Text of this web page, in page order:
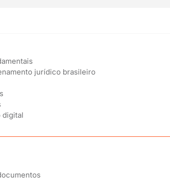
jurídico brasileiro
digital